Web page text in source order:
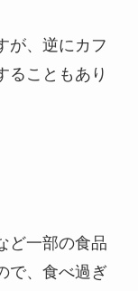
が、逆にカフ
ることもあり
ど一部の食品
で、食べ過ぎ